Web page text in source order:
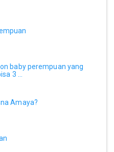
baby perempuan yang
3 ...
Amaya?